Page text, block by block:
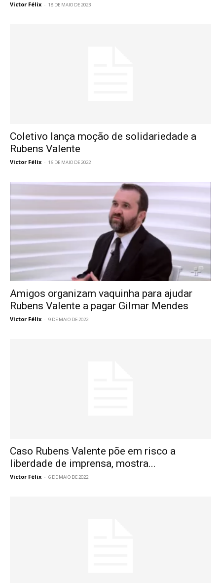
Victor Félix - 18 DE MAIO DE 2023
Coletivo lança moção de solidariedade a
Rubens Valente
Victor Félix - 16 DE MAIO DE 2022
Amigos organizam vaquinha para ajudar
Rubens Valente a pagar Gilmar Mendes
Victor Félix - 9 DE MAIO DE 2022
Caso Rubens Valente põe em risco a
liberdade de imprensa, mostra...
Victor Félix - 6 DE MAIO DE 2022